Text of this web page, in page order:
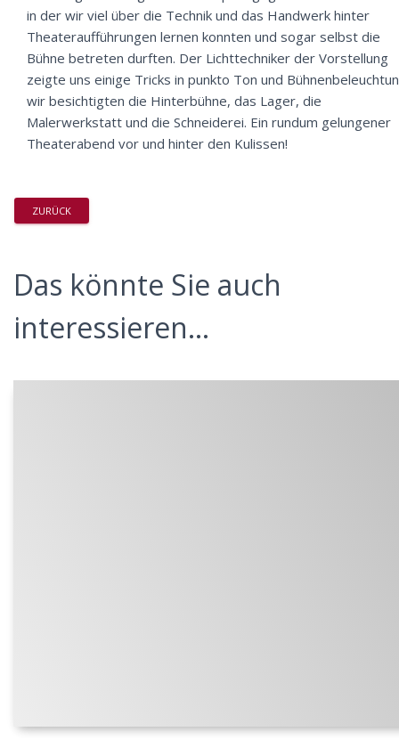
in der wir viel über die Technik und das Handwerk hinter
Theateraufführungen lernen konnten und sogar selbst die
Bühne betreten durften. Der Lichttechniker der Vorstellung
zeigte uns einige Tricks in punkto Ton und
wir besichtigten die Hinterbühne, das Lager, die
Malerwerkstatt und die Schneiderei. Ein rundum gelungener
Theaterabend vor und hinter den Kulissen!
ZURÜCK
Das könnte Sie auch
interessieren...